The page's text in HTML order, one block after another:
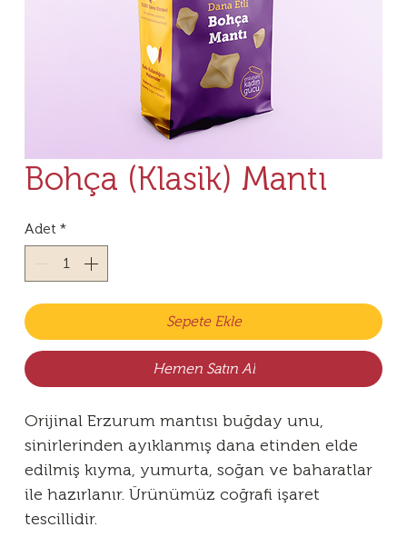
Bohça (Klasik) Mantı
Adet *
Sepete Ekle
Hemen Satın Al
Orijinal Erzurum mantısı buğday unu,
sinirlerinden ayıklanmış dana etinden elde
edilmiş kıyma, yumurta, soğan ve baharatlar
ile hazırlanır. Ürünümüz coğrafi işaret
tescillidir.